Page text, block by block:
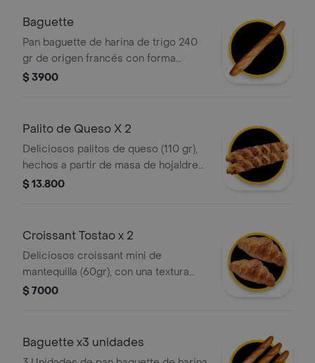
Baguette
Pan baguette de harina de trigo 240
gr de origen francés con forma
alargada y corteza crujiente.
$ 3900
Palito de Queso X 2
Deliciosos palitos de queso (110 gr),
hechos a partir de masa de hojaldre
con relleno de queso
$ 13.800
Croissant Tostao x 2
Deliciosos croissant mini de
mantequilla (60gr), con una textura
crujiente por fuera y suave por
mantequilla. ¡perfecto para cualquier
momento del día!
$ 7000
Baguette x3 unidades